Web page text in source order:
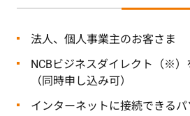
法人、個人事業主のお客さま
NCBビジネスダイレクト（※）
（同時申し込み可）
インターネットに接続できるパ